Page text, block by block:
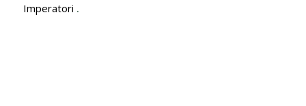
Imperatori .